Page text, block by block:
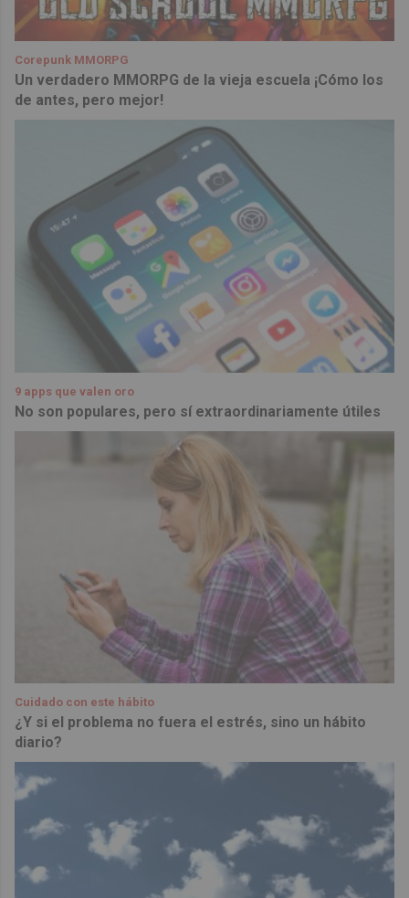
Corepunk MMORPG
Un verdadero MMORPG de la vieja escuela ¡Cómo los
de antes, pero mejor!
9 apps que valen oro
No son populares, pero sí extraordinariamente útiles
Cuidado con este hábito
¿Y si el problema no fuera el estrés, sino un hábito
diario?